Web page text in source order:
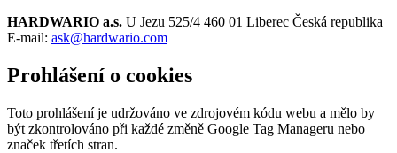
HARDWARIO a.s. U Jezu 525/4 460 01 Liberec Česká republika
E-mail: ask@hardwario.com
Prohlášení o cookies
Toto prohlášení je udržováno ve zdrojovém kódu webu a mělo by
být zkontrolováno při každé změně Google Tag Manageru nebo
značek třetích stran.